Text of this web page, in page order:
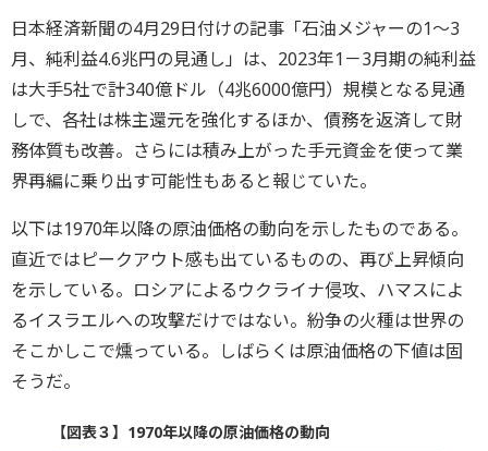
日本経済新聞の4月29日付けの記事「石油メジャーの1〜3
月、純利益4.6兆円の見通し」は、2023年1－3月期の純利益
は大手5社で計340億ドル（4兆6000億円）規模となる見通
しで、各社は株主還元を強化するほか、債務を返済して財
務体質も改善。さらには積み上がった手元資金を使って業
界再編に乗り出す可能性もあると報じていた。
以下は1970年以降の原油価格の動向を示したものである。
直近ではピークアウト感も出ているものの、再び上昇傾向
を示している。ロシアによるウクライナ侵攻、ハマスによ
るイスラエルへの攻撃だけではない。紛争の火種は世界の
そこかしこで燻っている。しばらくは原油価格の下値は固
そうだ。
【図表３】1970年以降の原油価格の動向